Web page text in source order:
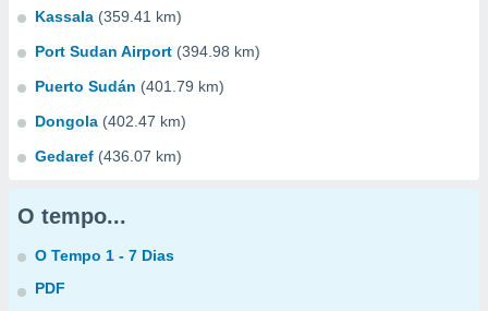
Kassala (359.41 km)
Port Sudan Airport (394.98 km)
Puerto Sudán (401.79 km)
Dongola (402.47 km)
Gedaref (436.07 km)
O tempo...
O Tempo 1 - 7 Dias
PDF